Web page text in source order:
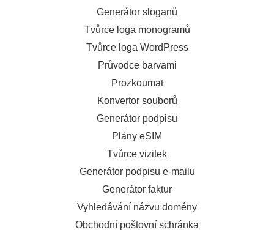
Generátor sloganů
Tvůrce loga monogramů
Tvůrce loga WordPress
Průvodce barvami
Prozkoumat
Konvertor souborů
Generátor podpisu
Plány eSIM
Tvůrce vizitek
Generátor podpisu e-mailu
Generátor faktur
Vyhledávání názvu domény
Obchodní poštovní schránka